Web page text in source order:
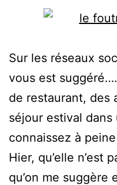
Sur les réseaux
vous est
de restaurant, des
séjour estival
connaissez à
Hier, qu’elle n’est
qu’on me suggère